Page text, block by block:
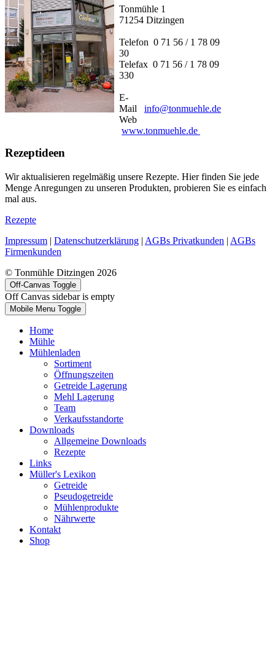
Tonmühle 1
71254 Ditzingen
Telefon 0 71 56 / 1 78 09
30
Telefax 0 71 56 / 1 78 09
330
E-
Mail
info@tonmuehle.de
Web
www.tonmuehle.de
Rezeptideen
Wir aktualisieren regelmäßig unsere Rezepte. Hier finden Sie jede
Menge Anregungen zu unseren Produkten, probieren Sie es einfach
mal aus.
Rezepte
Impressum | Datenschutzerklärung | AGBs Privatkunden | AGBs
Firmenkunden
© Tonmühle Ditzingen 2026
Off-Canvas Toggle
Off Canvas sidebar is empty
Mobile Menu Toggle
Home
Mühle
Mühlenladen
Sortiment
Öffnungszeiten
Getreide Lagerung
Mehl Lagerung
Team
Verkaufsstandorte
Downloads
Allgemeine Downloads
Rezepte
Links
Müller's Lexikon
Getreide
Pseudogetreide
Mühlenprodukte
Nährwerte
Kontakt
Shop